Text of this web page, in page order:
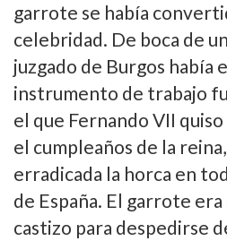
garrote se habí­a
celebridad. De boca de
juzgado de Burgos habí­a
instrumento de trabajo
el que Fernando VII
el cumpleaños de la
erradicada la horca en
de España. El garrote
castizo para despedirse